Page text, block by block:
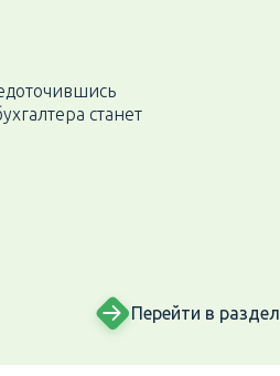
станет
Перейти в раздел